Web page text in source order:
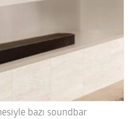
bazı soundbar